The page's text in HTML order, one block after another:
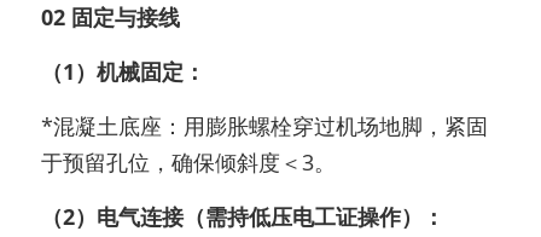
02 固定与接线
（1）机械固定：
*混凝土底座：用膨胀螺栓穿过机场地脚，紧固
于预留孔位，确保倾斜度＜3。
（2）电气连接（需持低压电工证操作）：